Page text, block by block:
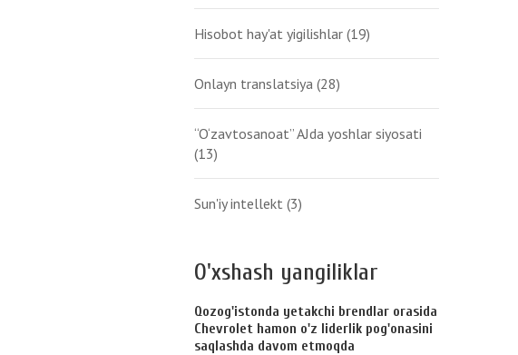
Hisobot hay'at yigilishlar (19)
Onlayn translatsiya (28)
“O‘zavtosanoat” AJda yoshlar siyosati
(13)
Sun'iy intellekt (3)
O'xshash yangiliklar
Qozog'istonda yetakchi brendlar orasida
Chevrolet hamon o'z liderlik pog'onasini
saqlashda davom etmoqda